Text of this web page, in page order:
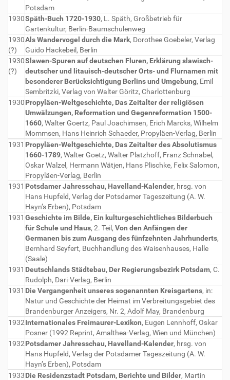
Potsdam
1930Späth-Buch 1720-1930, L. Späth, Großbetrieb für
Gartenkultur, Berlin-Baumschulenweg
1930
(?)
Als Wandervogel durch die Mark, Dorothee Goebeler, Verlag
Guido Hackebeil, Berlin
1930
(?)
Slawen-Spuren auf deutschen Fluren, Erklärung slawisch-
deutscher und litauisch-deutscher Orts- und Flurnamen mit
besonderer Berücksichtigung Berlins und Umgebung, Emil
Sembritzki, Verlag von Walter Göritz, Charlottenburg
1930Propyläen-Weltgeschichte, Das Zeitalter der religiösen
Umwälzungen, Reformation und Gegenreformation 1500-
1660, Walter Goertz, Paul Joachimsen, Erich Marcks, Wilhelm
Mommsen, Hans Heinrich Schaeder, Propyläen-Verlag, Berlin
1931 Propyläen-Weltgeschichte, Das Zeitalter des Absolutismus
1660-1789, Walter Goetz, Walter Platzhoff, Franz Schnabel,
Oskar Walzel, Hermann Wätjen, Hans Plischke, Felix Salomon,
Propyläen-Verlag, Berlin
1931 Potsdamer Jahresschau, Havelland-Kalender, hrsg. von
Hans Hupfeld, Verlag der Potsdamer Tageszeitung (A. W.
Hayn’s Erben), Potsdam
1931 Geschichte im Bilde, Ein kulturgeschichtliches Bilderbuch
für Schule und Haus, 2. Teil, Von den Anfängen der
Germanen bis zum Ausgang des fünfzehnten Jahrhunderts,
Bernhard Seyfert, Buchhandlung des Waisenhauses, Halle
(Saale)
1931 Deutschlands Städtebau, Der Regierungsbezirk Potsdam, C.
Rudolph, Dari-Verlag, Berlin
1931 Die Vergangenheit unseres sogenannten Kreisgartens, in:
Natur und Geschichte der Heimat im Verbreitungsgebiet des
Brandenburger Anzeigers, Nr. 2, Adolf May, Brandenburg
1932Internationales Freimaurer-Lexikon, Eugen Lennhoff, Oskar
Posner (1992 Reprint, Amalthea-Verlag, Wien und München)
1932Potsdamer Jahresschau, Havelland-Kalender, hrsg. von
Hans Hupfeld, Verlag der Potsdamer Tageszeitung (A. W.
Hayn’s Erben), Potsdam
1933Die Residenzstadt Potsdam, Berichte und Bilder, Martin